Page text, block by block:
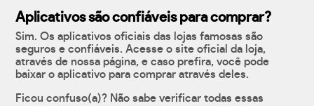
Aplicativos são confiáveis para comprar?
Sim. Os aplicativos oficiais das lojas famosas são
seguros e confiáveis. Acesse o site oficial da loja,
através de nossa página, e caso prefira, você pode
baixar o aplicativo para comprar através deles.
Ficou confuso(a)? Não sabe verificar todas essas